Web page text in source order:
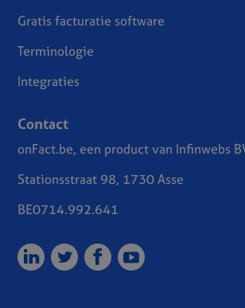
Gratis facturatie software
Terminologie
Integraties
Contact
onFact.be, een product van Infinwebs
Stationsstraat 98, 1730 Asse
BE0714.992.641